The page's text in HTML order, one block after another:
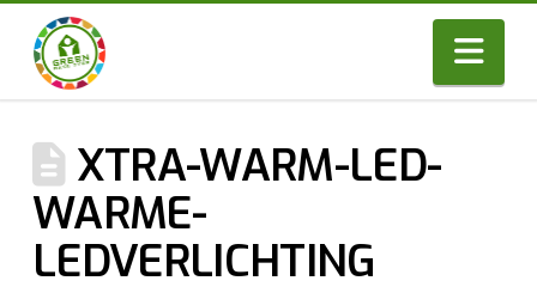
XTRA-WARM-LED-
WARME-
LEDVERLICHTING